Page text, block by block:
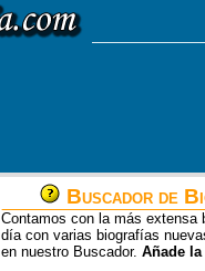
Buscador de
Contamos con la más extensa
día con varias biografías
en nuestro Buscador. Añade